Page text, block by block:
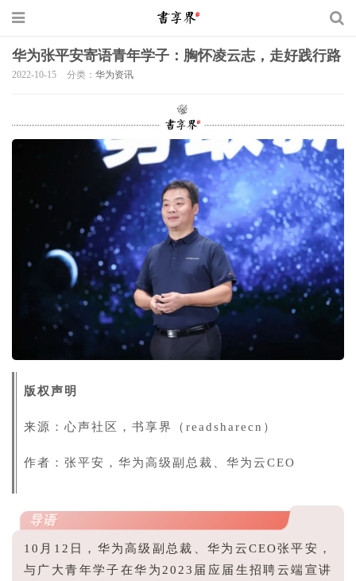
华为张平安寄语青年学子：胸怀凌云志，走好践行路
2022-10-15 分类： 华为资讯
版权声明
来源：心声社区，书享界（readsharecn）
作者：张平安，华为高级副总裁、华为云CEO
导语
10月12日，华为高级副总裁、华为云CEO张平安，
与广大青年学子在华为2023届应届生招聘云端宣讲